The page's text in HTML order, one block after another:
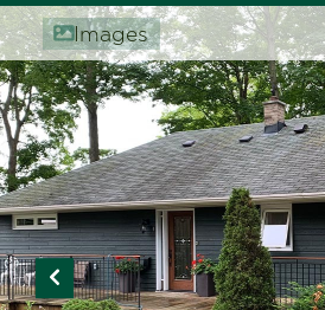
Images